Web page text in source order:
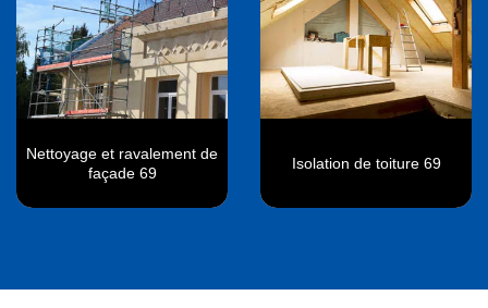
Nettoyage et ravalement de
façade 69
Isolation de toiture 69